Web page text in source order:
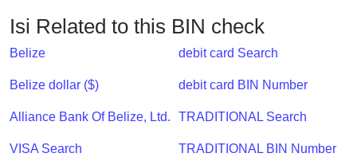
IP
BIN
Checker
/
Isi Related to this BIN check
Belize
Belize dollar ($)
Alliance Bank Of Belize, Ltd.
VISA Search
debit card Search
debit card BIN Number
TRADITIONAL Search
TRADITIONAL BIN Number